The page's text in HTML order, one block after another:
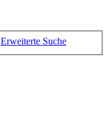
Erweiterte Suche